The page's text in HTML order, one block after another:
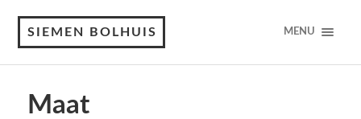
SIEMEN BOLHUIS MENU
Maat